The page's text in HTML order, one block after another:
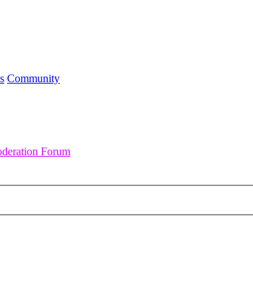
Community
Forum